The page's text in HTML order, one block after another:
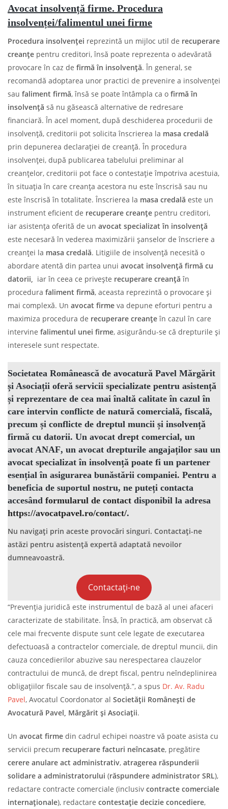
Avocat insolvență firme. Procedura
insolvenței/falimentul unei firme
Procedura insolvenței reprezintă un mijloc util de recuperare
creanțe pentru creditori, însă poate reprezenta o adevărată
provocare în caz de firmă în insolvență. În general, se
recomandă adoptarea unor practici de prevenire a insolvenței
sau faliment firmă, însă se poate întâmpla ca o firmă în
insolvență să nu găsească alternative de redresare
financiară. În acel moment, după deschiderea procedurii de
insolvență, creditorii pot solicita înscrierea la masa credală
prin depunerea declarației de creanță. În procedura
insolvenței, după publicarea tabelului preliminar al
creanțelor, creditorii pot face o contestație împotriva acestuia,
în situația în care creanța acestora nu este înscrisă sau nu
este înscrisă în totalitate. Înscrierea la masa credală este un
instrument eficient de recuperare creanțe pentru creditori,
iar asistența oferită de un avocat specializat în insolvență
este necesară în vederea maximizării șanselor de înscriere a
creanței la masa credală. Litigiile de insolvență necesită o
abordare atentă din partea unui avocat insolvență firmă cu
datorii,
iar în ceea ce privește recuperare creanță în
procedura faliment firmă, aceasta reprezintă o provocare și
mai complexă. Un avocat firme va depune eforturi pentru a
maximiza procedura de recuperare creanțeîn cazul în care
intervine falimentul unei firme, asigurându-se că drepturile și
interesele sunt respectate.
Societatea Românească de avocatură Pavel Mărgărit
și Asociații oferă servicii specializate pentru asistență
și reprezentare de cea mai înaltă calitate în cazul în
care intervin conflicte de natură comercială, fiscală,
precum și conflicte de dreptul muncii și insolvență
firmă cu datorii. Un avocat drept comercial, un
avocat ANAF, un avocat drepturile angajaților sau un
avocat specializat în insolvență poate fi un partener
esențial în asigurarea bunăstării companiei. Pentru a
beneficia de suportul nostru, ne puteți contacta
accesând formularul de contact disponibil la adresa
https://avocatpavel.ro/contact/.
Nu navigați prin aceste provocări singuri. Contactați-ne
astăzi pentru asistență expertă adaptată nevoilor
dumneavoastră.
Contactați-ne
“Prevenția juridică este instrumentul de bază al unei afaceri
caracterizate de stabilitate. Însă, în practică, am observat că
cele mai frecvente dispute sunt cele legate de executarea
defectuoasă a contractelor comerciale, de dreptul muncii, din
cauza concedierilor abuzive sau nerespectarea clauzelor
contractului de muncă, de drept fiscal, pentru neîndeplinirea
obligațiilor fiscale sau de insolvență.”, a spus Dr. Av. Radu
Pavel, Avocatul Coordonator al Societății Românești de
Avocatură Pavel, Mărgărit și Asociații.
Un avocat firme din cadrul echipei noastre vă poate asista cu
servicii precum recuperare facturi neîncasate, pregătire
cerere anulare act administrativ, atragerea răspunderii
solidare a administratorului (răspundere administrator SRL),
redactare contracte comerciale (inclusiv contracte comerciale
internaționale), redactare contestație decizie concediere,